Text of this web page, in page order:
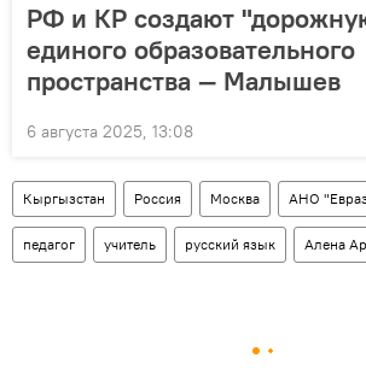
РФ и КР создают
единого образовательного
пространства — Малышев
6 августа 2025, 13:08
Кыргызстан Россия Москва АНО
педагог учитель русский язык Алена